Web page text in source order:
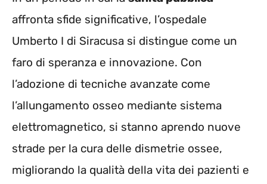
affronta sfide significative, l’ospedale
Umberto I di Siracusa si distingue come un
faro di speranza e innovazione. Con
l’adozione di tecniche avanzate come
l’allungamento osseo mediante sistema
elettromagnetico, si stanno aprendo nuove
strade per la cura delle dismetrie ossee,
migliorando la qualità della vita dei pazienti e